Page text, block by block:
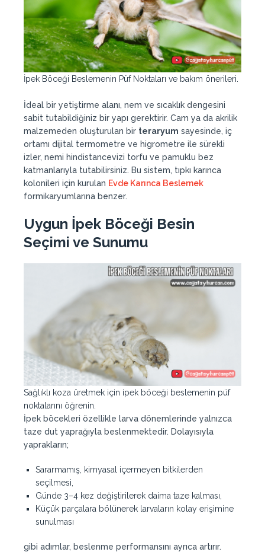
İpek Böceği Beslemenin Püf Noktaları ve bakım önerileri.
İdeal bir yetiştirme alanı, nem ve sıcaklık dengesini
sabit tutabildiğiniz bir yapı gerektirir. Cam ya da akrilik
malzemeden oluşturulan bir teraryum sayesinde, iç
ortamı dijital termometre ve higrometre ile sürekli
izler, nemi hindistancevizi torfu ve pamuklu bez
katmanlarıyla tutabilirsiniz. Bu sistem, tıpkı karınca
kolonileri için kurulan Evde Karınca Beslemek
formikaryumlarına benzer.
Uygun İpek Böceği Besin
Seçimi ve Sunumu
Sağlıklı koza üretmek için ipek böceği beslemenin püf
noktalarını öğrenin.
İpek böcekleri özellikle larva dönemlerinde yalnızca
taze dut yaprağıyla beslenmektedir. Dolayısıyla
yaprakların;
Sararmamış, kimyasal içermeyen bitkilerden
seçilmesi,
Günde 3–4 kez değiştirilerek daima taze kalması,
Küçük parçalara bölünerek larvaların kolay erişimine
sunulması
gibi adımlar, beslenme performansını ayrıca artırır.